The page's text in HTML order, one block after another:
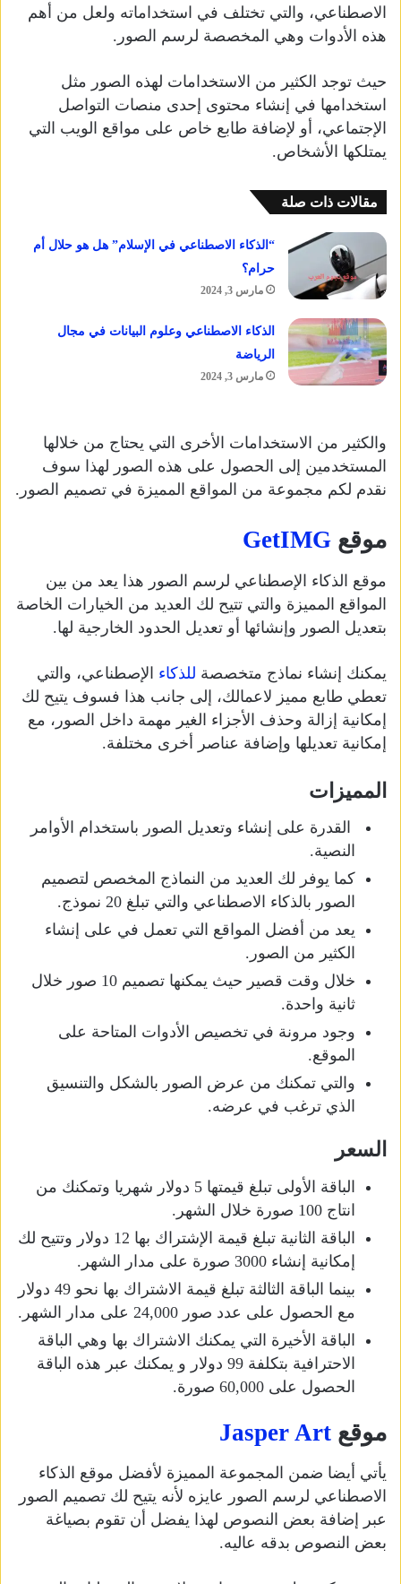
الاصطناعي، والتي تختلف في استخداماته ولعل من أهم
هذه الأدوات وهي المخصصة لرسم الصور.
حيث توجد الكثير من الاستخدامات لهذه الصور مثل
استخدامها في إنشاء محتوى إحدى منصات التواصل
الإجتماعي، أو لإضافة طابع خاص على مواقع الويب التي
يمتلكها الأشخاص.
مقالات ذات صلة
“الذكاء الاصطناعي في الإسلام” هل هو حلال أم
حرام؟
مارس 3, 2024
الذكاء الاصطناعي وعلوم البيانات في مجال
الرياضة
مارس 3, 2024
والكثير من الاستخدامات الأخرى التي يحتاج من خلالها
المستخدمين إلى الحصول على هذه الصور لهذا سوف
نقدم لكم مجموعة من المواقع المميزة في تصميم الصور.
موقع GetIMG
موقع الذكاء الإصطناعي لرسم الصور هذا يعد من بين
المواقع المميزة والتي تتيح لك العديد من الخيارات الخاصة
بتعديل الصور وإنشائها أو تعديل الحدود الخارجية لها.
يمكنك إنشاء نماذج متخصصة للذكاء الإصطناعي، والتي
تعطي طابع مميز لاعمالك، إلى جانب هذا فسوف يتيح لك
إمكانية إزالة وحذف الأجزاء الغير مهمة داخل الصور، مع
إمكانية تعديلها وإضافة عناصر أخرى مختلفة.
المميزات
القدرة على إنشاء وتعديل الصور باستخدام الأوامر
النصية.
كما يوفر لك العديد من النماذج المخصص لتصميم
الصور بالذكاء الاصطناعي والتي تبلغ 20 نموذج.
يعد من أفضل المواقع التي تعمل في على إنشاء
الكثير من الصور.
خلال وقت قصير حيث يمكنها تصميم 10 صور خلال
ثانية واحدة.
وجود مرونة في تخصيص الأدوات المتاحة على
الموقع.
والتي تمكنك من عرض الصور بالشكل والتنسيق
الذي ترغب في عرضه.
السعر
الباقة الأولى تبلغ قيمتها 5 دولار شهريا وتمكنك من
انتاج 100 صورة خلال الشهر.
الباقة الثانية تبلغ قيمة الإشتراك بها 12 دولار وتتيح لك
إمكانية إنشاء 3000 صورة على مدار الشهر.
بينما الباقة الثالثة تبلغ قيمة الاشتراك بها نحو 49 دولار
مع الحصول على عدد صور 24,000 على مدار الشهر.
الباقة الأخيرة التي يمكنك الاشتراك بها وهي الباقة
الاحترافية بتكلفة 99 دولار و يمكنك عبر هذه الباقة
الحصول على 60,000 صورة.
موقع Jasper Art
يأتي أيضا ضمن المجموعة المميزة لأفضل موقع الذكاء
الاصطناعي لرسم الصور عايزه لأنه يتيح لك تصميم الصور
عبر إضافة بعض النصوص لهذا يفضل أن تقوم بصياغة
بعض النصوص بدقه عاليه.